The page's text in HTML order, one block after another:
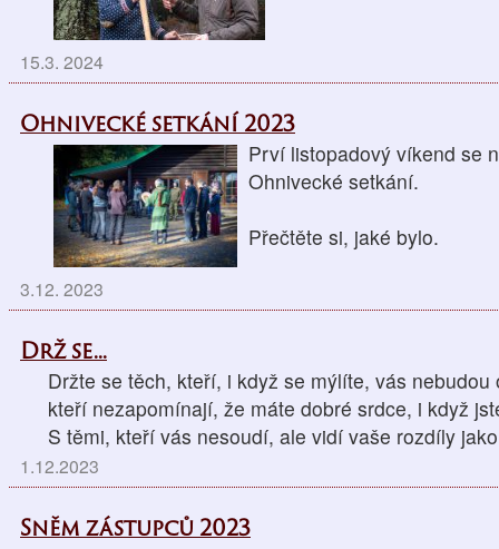
15.3. 2024
Ohnivecké setkání 2023
Prví listopadový víkend se
Ohnivecké setkání.
Přečtěte si, jaké bylo.
3.12. 2023
Drž se...
Držte se těch, kteří, i když se mýlíte, vás nebudou
kteří nezapomínají, že máte dobré srdce, i když
S těmi, kteří vás nesoudí, ale vidí vaše rozdíly
1.12.2023
Sněm zástupců 2023